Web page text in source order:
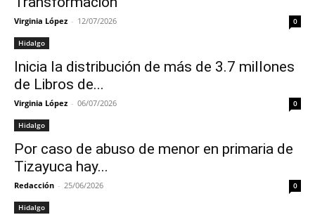
Virginia López - 12/07/2026 0
Hidalgo
Inicia la distribución de más de 3.7 millones
de Libros de...
Virginia López - 06/07/2026 0
Hidalgo
Por caso de abuso de menor en primaria de
Tizayuca hay...
Redacción - 25/06/2026 0
Hidalgo